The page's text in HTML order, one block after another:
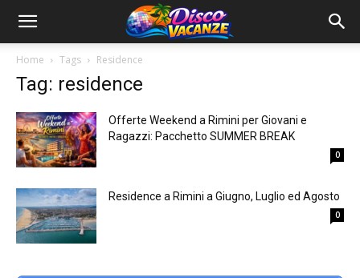
Home Tags Residence
Tag: residence
Offerte Weekend a Rimini per Giovani e
Ragazzi: Pacchetto SUMMER BREAK
0
Residence a Rimini a Giugno, Luglio ed Agosto
0